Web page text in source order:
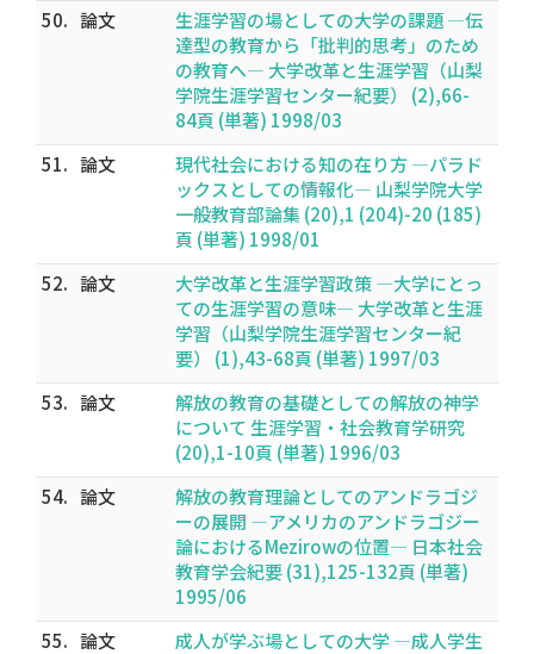
50. 論文
生涯学習の場としての大学の課題 ―伝
達型の教育から「批判的思考」のため
の教育へ― 大学改革と生涯学習（山梨
学院生涯学習センター紀要） (2),66-
84頁 (単著) 1998/03
51. 論文
現代社会における知の在り方 ―パラド
ックスとしての情報化― 山梨学院大学
一般教育部論集 (20),1 (204)-20 (185)
頁 (単著) 1998/01
52. 論文
大学改革と生涯学習政策 ―大学にとっ
ての生涯学習の意味― 大学改革と生涯
学習（山梨学院生涯学習センター紀
要） (1),43-68頁 (単著) 1997/03
53. 論文
解放の教育の基礎としての解放の神学
について 生涯学習・社会教育学研究
(20),1-10頁 (単著) 1996/03
54. 論文
解放の教育理論としてのアンドラゴジ
ーの展開 ―アメリカのアンドラゴジー
論におけるMezirowの位置― 日本社会
教育学会紀要 (31),125-132頁 (単著)
1995/06
55. 論文
成人が学ぶ場としての大学 ―成人学生